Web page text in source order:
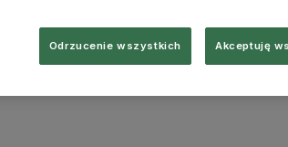
Odrzucenie wszystkich Akceptuję